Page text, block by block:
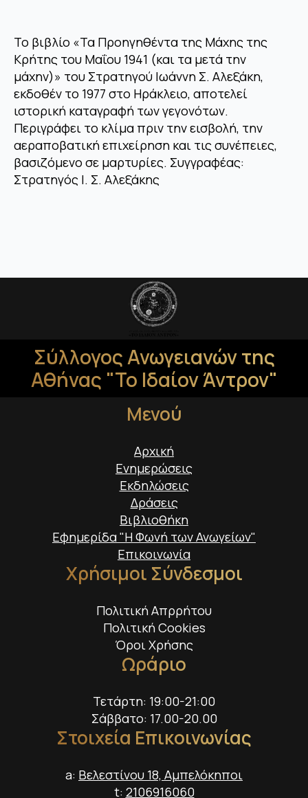
Το βιβλίο «Τα Προηγηθέντα της Μάχης της
Κρήτης του Μαΐου 1941 (και τα μετά την
μάχην)» του Στρατηγού Ιωάννη Σ. Αλεξάκη,
εκδοθέν το 1977 στο Ηράκλειο, αποτελεί
ιστορική καταγραφή των γεγονότων.
Περιγράφει το κλίμα πριν την εισβολή, την
αεραποβατική επιχείρηση και τις συνέπειες,
βασιζόμενο σε μαρτυρίες. Συγγραφέας:
Στρατηγός Ι. Σ. Αλεξάκης
Σύλλογος Ανωγειανών της
Αθήνας "Το Ιδαίον Άντρον"
Μενού
Αρχική
Ενημερώσεις
Εκδηλώσεις
Δράσεις
Βιβλιοθήκη
Εφημερίδα "Η Φωνή των Ανωγείων"
Επικοινωνία
Χρήσιμοι Σύνδεσμοι
Πολιτική Απρρήτου
Πολιτική Cookies
Όροι Χρήσης
Ωράριο
Τετάρτη: 19:00-21:00
Σάββατο: 17.00-20.00
Στοιχεία Επικοινωνίας
a: Βελεστίνου 18, Αμπελόκηποι
t: 2106916060